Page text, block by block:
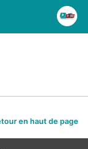
en haut de page